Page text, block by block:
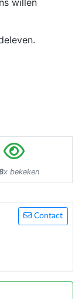
willen
x bekeken
Contact